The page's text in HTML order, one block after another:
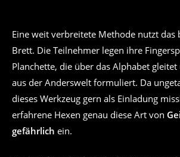
Eine weit verbreitete Methode nutzt das
Brett. Die Teilnehmer legen ihre
Planchette, die über das Alphabet
aus der Anderswelt formuliert. Da
dieses Werkzeug gern als Einladung
erfahrene Hexen genau diese Art von
gefährlich ein.